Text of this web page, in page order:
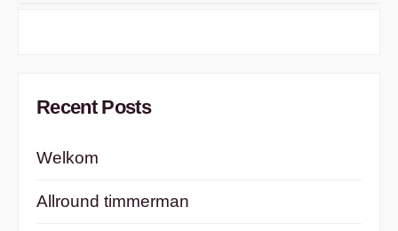
Recent Posts
Welkom
Allround timmerman